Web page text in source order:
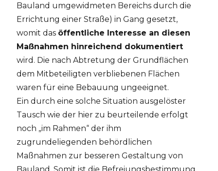
Bauland umgewidmeten Bereichs durch die
Errichtung einer Straße) in Gang gesetzt,
womit das öffentliche Interesse an diesen
Maßnahmen hinreichend dokumentiert
wird. Die nach Abtretung der Grundflächen
dem Mitbeteiligten verbliebenen Flächen
waren für eine Bebauung ungeeignet.
Ein durch eine solche Situation ausgelöster
Tausch wie der hier zu beurteilende erfolgt
noch „im Rahmen“ der ihm
zugrundeliegenden behördlichen
Maßnahmen zur besseren Gestaltung von
Bauland. Somit ist die Befreiungsbestimmung